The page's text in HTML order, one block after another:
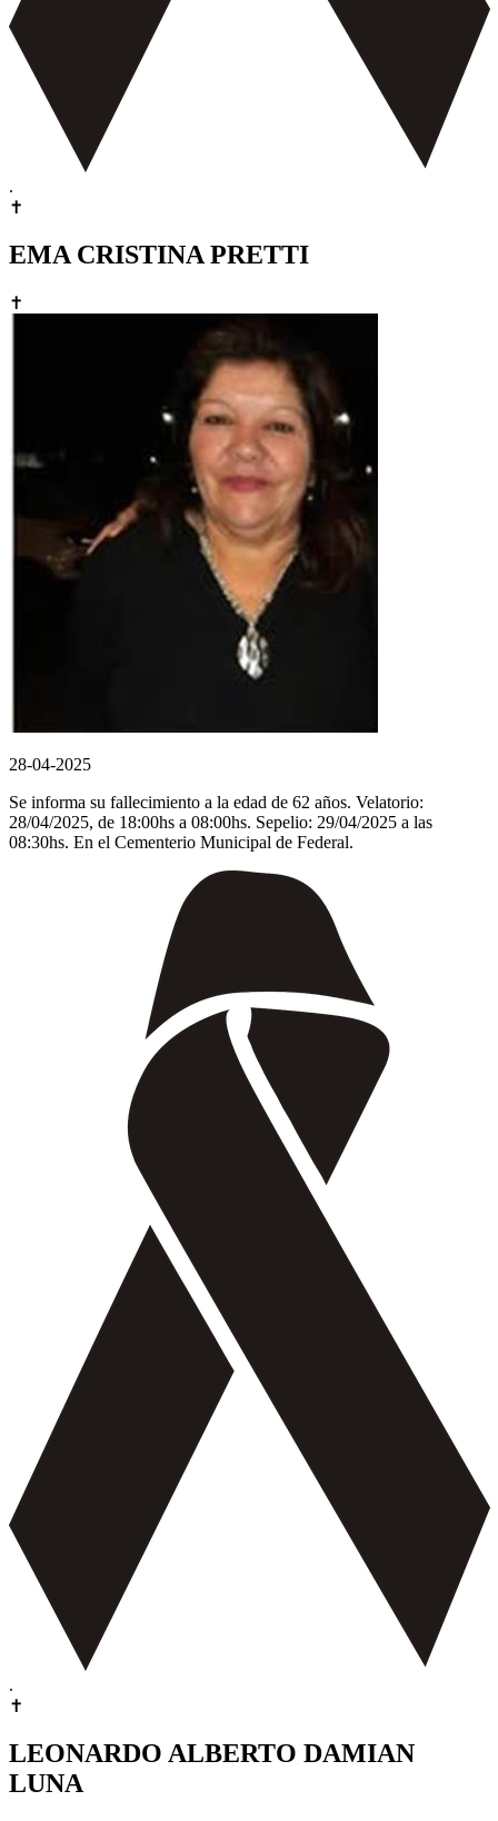
.
✝
EMA CRISTINA PRETTI
✝
28-04-2025
Se informa su fallecimiento a la edad de 62 años. Velatorio:
28/04/2025, de 18:00hs a 08:00hs. Sepelio: 29/04/2025 a las
08:30hs. En el Cementerio Municipal de Federal.
.
✝
LEONARDO ALBERTO DAMIAN
LUNA